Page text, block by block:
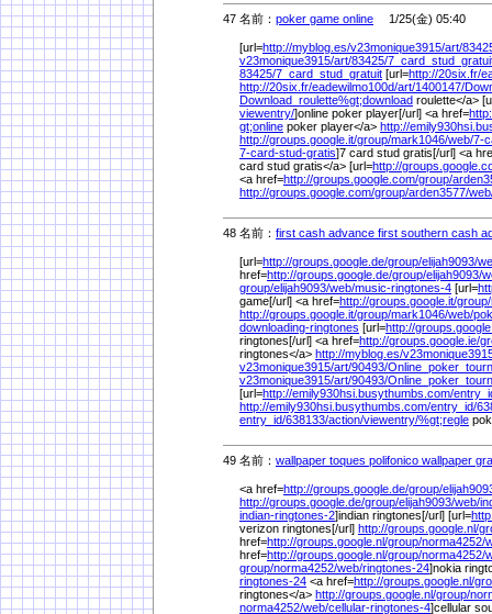
47 名前： poker game online 1/25(金) 05:40
[url=http://myblog.es/v23monique3915/art/
v23monique3915/art/83425/
83425/7_card_stud_gratuit [url=http://20six.fr/
http://20six.fr/eadewilmo100d/art/1400147/
Download_roulette%gt;download roulette</a>
viewentry/]online poker player[/url] <a href=
gt;online poker player</a> http://
http://groups.google.it/group/mark1046/web/7-
7-card-stud-gratis]7 card stud gratis[/url] <a
card stud gratis</a> [url=http://
<a href=http://groups.google.com/group/
http://groups.google.com/group/arden3577/
48 名前： first cash advance first southern cash
[url=http://groups.google.de/group/elijah9093/
href=http://groups.google.de/group/elijah9093/
group/elijah9093/web/music-ringtones-4 [url=
game[/url] <a href=http://groups.google.it/group/
http://groups.google.it/group/mark1046/web/
downloading-ringtones [url=http://
ringtones[/url] <a href=http://groups.google.ie/
ringtones</a> http://myblog.es/
v23monique3915/art/90493/
v23monique3915/art/90493/
[url=http://emily930hsi.busythumbs.com/
http://emily930hsi.busythumbs.com/entry_id/
entry_id/638133/action/viewentry/%gt;regle
49 名前： wallpaper toques polifonico wallpaper
<a href=http://groups.google.de/group/
http://groups.google.de/group/elijah9093/web/
indian-ringtones-2]indian ringtones[/url] [url=
verizon ringtones[/url] http://groups.google.nl/
href=http://groups.google.nl/group/norma4252/
href=http://groups.google.nl/group/norma4252/
group/norma4252/web/ringtones-24]nokia
ringtones-24 <a href=http://groups.google.nl/
ringtones</a> http://groups.google.nl/group/
norma4252/web/cellular-ringtones-4]cellular